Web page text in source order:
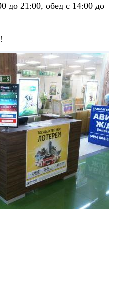
до 21:00, обед с 14:00 до